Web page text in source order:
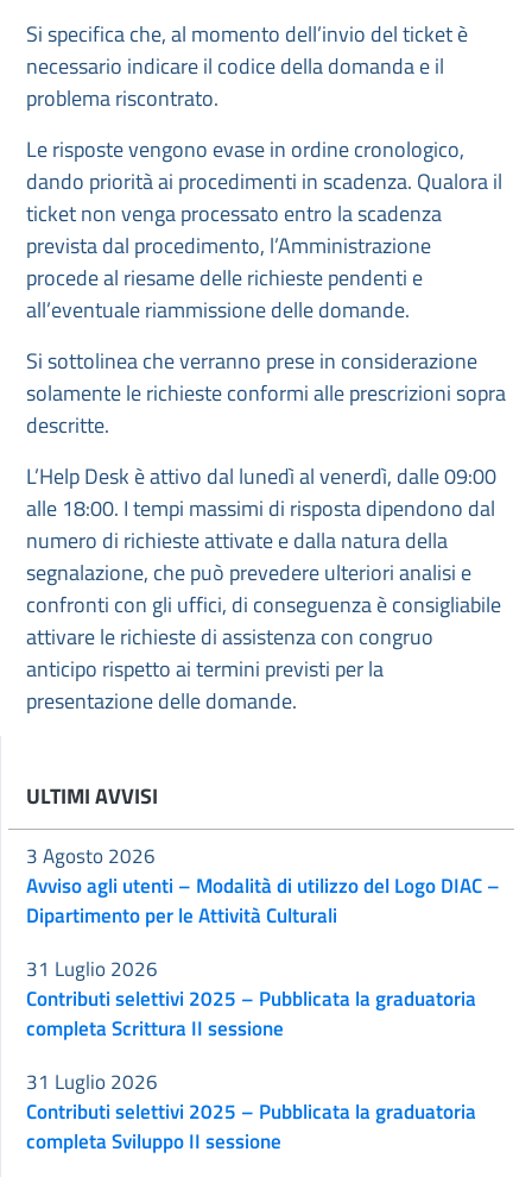
Si specifica che, al momento dell’invio del ticket è
necessario indicare il codice della domanda e il
problema riscontrato.
Le risposte vengono evase in ordine cronologico,
dando priorità ai procedimenti in scadenza. Qualora il
ticket non venga processato entro la scadenza
prevista dal procedimento, l’Amministrazione
procede al riesame delle richieste pendenti e
all’eventuale riammissione delle domande.
Si sottolinea che verranno prese in considerazione
solamente le richieste conformi alle prescrizioni sopra
descritte.
L’Help Desk è attivo dal lunedì al venerdì, dalle 09:00
alle 18:00. I tempi massimi di risposta dipendono dal
numero di richieste attivate e dalla natura della
segnalazione, che può prevedere ulteriori analisi e
confronti con gli uffici, di conseguenza è consigliabile
attivare le richieste di assistenza con congruo
anticipo rispetto ai termini previsti per la
presentazione delle domande.
ULTIMI AVVISI
Avviso agli utenti – Modalità di utilizzo del Logo DIAC –
Dipartimento per le Attività Culturali
3 Agosto 2026
Contributi selettivi 2025 – Pubblicata la graduatoria
completa Scrittura II sessione
31 Luglio 2026
Contributi selettivi 2025 – Pubblicata la graduatoria
completa Sviluppo II sessione
31 Luglio 2026